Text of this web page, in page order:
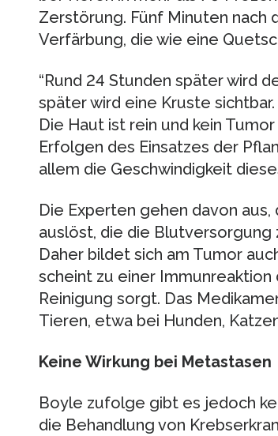
Zerstörung. Fünf Minuten nach
Verfärbung, die wie eine
“Rund 24 Stunden später wird
später wird eine Kruste
Die Haut ist rein und kein
Erfolgen des Einsatzes der
allem die Geschwindigkeit
Die Experten gehen davon
auslöst, die die Blutversorgung
Daher bildet sich am Tumor
scheint zu einer
Reinigung sorgt. Das
Tieren, etwa bei Hunden,
Keine Wirkung bei Metastasen
Boyle zufolge gibt es jedoch
die Behandlung von